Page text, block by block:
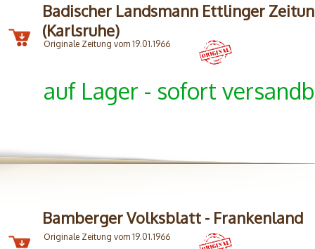
Badischer Landsmann Ettlinger
(Karlsruhe)
Originale Zeitung vom 19.01.1966
auf Lager - sofort
Bamberger Volksblatt - Frankenland
Originale Zeitung vom 19.01.1966